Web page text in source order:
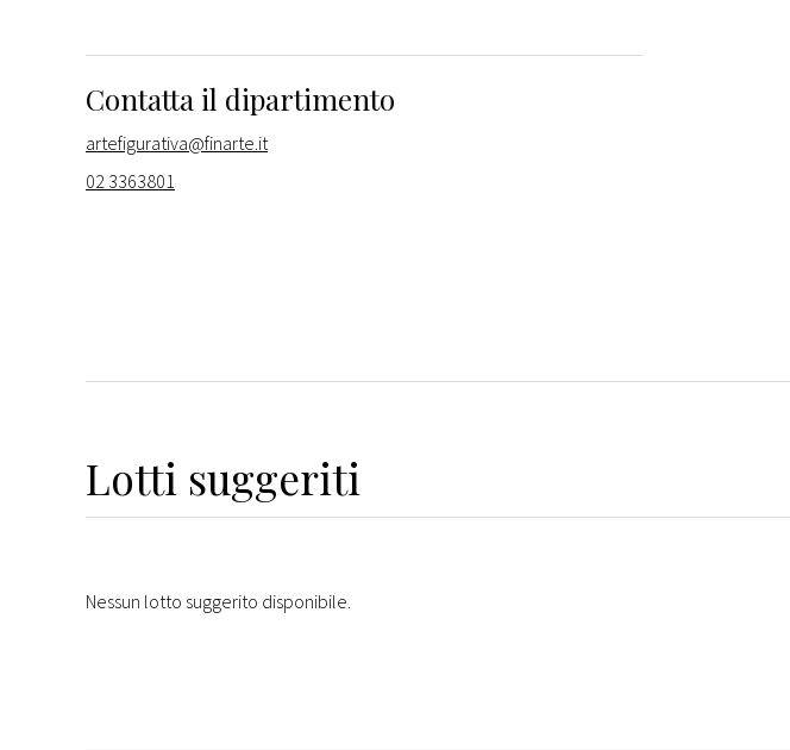
Contatta il dipartimento
artefigurativa@finarte.it
02 3363801
Lotti suggeriti
Nessun lotto suggerito disponibile.